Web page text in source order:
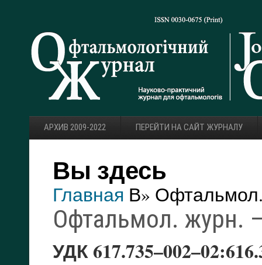
АРХИВ 2009-2022 ПЕРЕЙТИ НА САЙТ ЖУРНАЛУ
Вы здесь
Главная В»
Офтальмол. журн.
УДК